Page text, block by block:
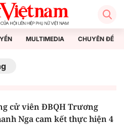
MULTIMEDIA CHUYÊN ĐỀ
cử viên ĐBQH Trương
Nga cam kết thực hiện 4